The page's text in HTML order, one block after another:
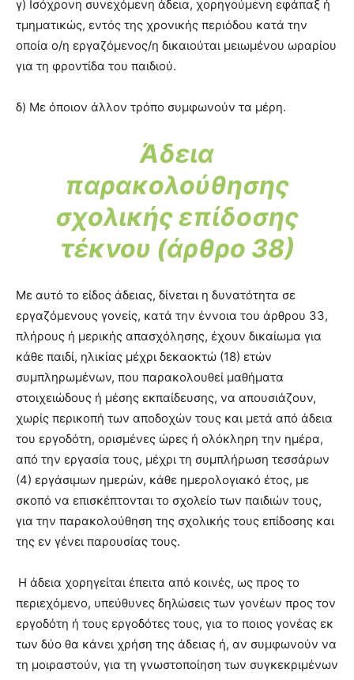
γ) Ισόχρονη συνεχόμενη άδεια, χορηγούμενη εφάπαξ ή
τμηματικώς, εντός της χρονικής περιόδου κατά την
οποία ο/η εργαζόμενος/η δικαιούται μειωμένου ωραρίου
για τη φροντίδα του παιδιού.
δ) Με όποιον άλλον τρόπο συμφωνούν τα μέρη.
Άδεια
παρακολούθησης
σχολικής επίδοσης
τέκνου (άρθρο 38)
Με αυτό το είδος άδειας, δίνεται η δυνατότητα σε
εργαζόμενους γονείς, κατά την έννοια του άρθρου 33,
πλήρους ή μερικής απασχόλησης, έχουν δικαίωμα για
κάθε παιδί, ηλικίας μέχρι δεκαοκτώ (18) ετών
συμπληρωμένων, που παρακολουθεί μαθήματα
στοιχειώδους ή μέσης εκπαίδευσης, να απουσιάζουν,
χωρίς περικοπή των αποδοχών τους και μετά από άδεια
του εργοδότη, ορισμένες ώρες ή ολόκληρη την ημέρα,
από την εργασία τους, μέχρι τη συμπλήρωση τεσσάρων
(4) εργάσιμων ημερών, κάθε ημερολογιακό έτος, με
σκοπό να επισκέπτονται το σχολείο των παιδιών τους,
για την παρακολούθηση της σχολικής τους επίδοσης και
της εν γένει παρουσίας τους.
Η άδεια χορηγείται έπειτα από κοινές, ως προς το
περιεχόμενο, υπεύθυνες δηλώσεις των γονέων προς τον
εργοδότη ή τους εργοδότες τους, για το ποιος γονέας εκ
των δύο θα κάνει χρήση της άδειας ή, αν συμφωνούν να
τη μοιραστούν, για τη γνωστοποίηση των συγκεκριμένων